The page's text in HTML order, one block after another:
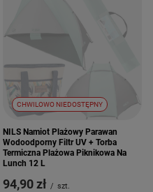
CHWILOWO NIEDOSTĘPNY
NILS Namiot Plażowy Parawan
Wodoodporny Filtr UV + Torba
Termiczna Plażowa Piknikowa Na
Lunch 12 L
94,90 zł / szt.